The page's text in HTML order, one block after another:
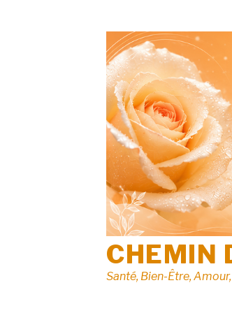
CHEMIN
Santé, Bien-Être,